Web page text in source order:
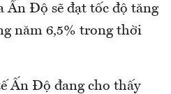
Ấn Độ sẽ đạt tốc độ tăng
năm 6,5% trong thời
Ấn Độ đang cho thấy